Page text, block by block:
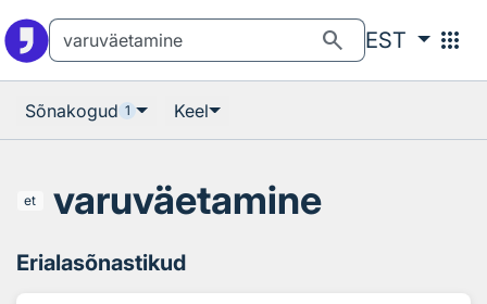
search EST apps
Sõnakogud 1 Keel
et varuväetamine
Erialasõnastikud